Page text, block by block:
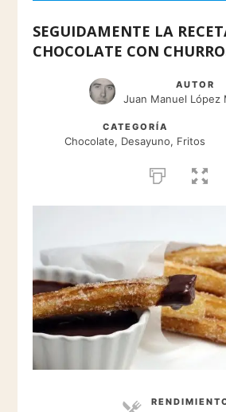
SEGUIDAMENTE LA
CHOCOLATE CON
AUTOR
Juan Manuel López
CATEGORÍA
Chocolate, Desayuno, Fritos